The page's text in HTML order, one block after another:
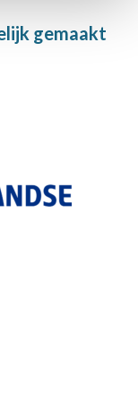
gemaakt